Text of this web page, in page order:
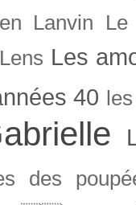
Lanvin Le
Lens Les
40
des